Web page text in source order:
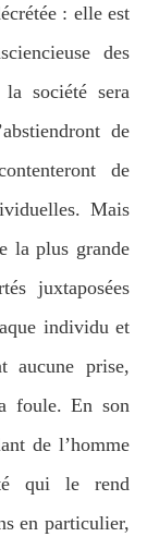
: elle est
des
société sera
de
de
Mais
la plus grande
juxtaposées
individu et
aucune prise,
foule. En son
de l’homme
qui le rend
en particulier,